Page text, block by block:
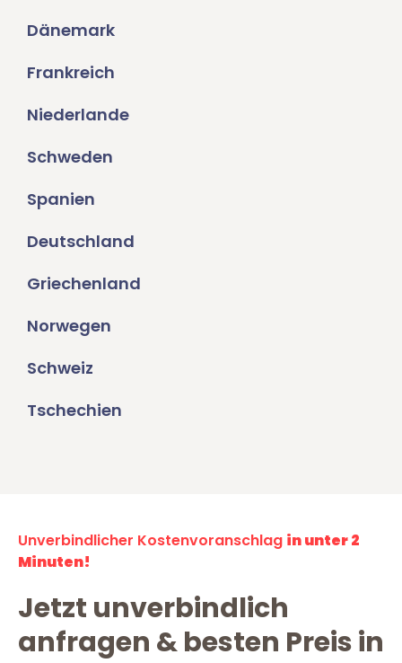
Dänemark
Frankreich
Niederlande
Schweden
Spanien
Deutschland
Griechenland
Norwegen
Schweiz
Tschechien
Unverbindlicher Kostenvoranschlag in unter 2
Minuten!
Jetzt unverbindlich
anfragen & besten Preis in